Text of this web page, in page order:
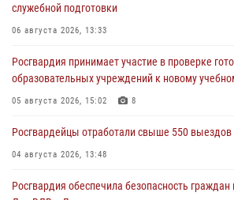
служебной подготовки
06 августа 2026, 13:33
Росгвардия принимает участие в проверке
образовательных учреждений к новому
05 августа 2026, 15:02 8
Росгвардейцы отработали свыше 550 выездов
04 августа 2026, 13:48
Росгвардия обеспечила безопасность